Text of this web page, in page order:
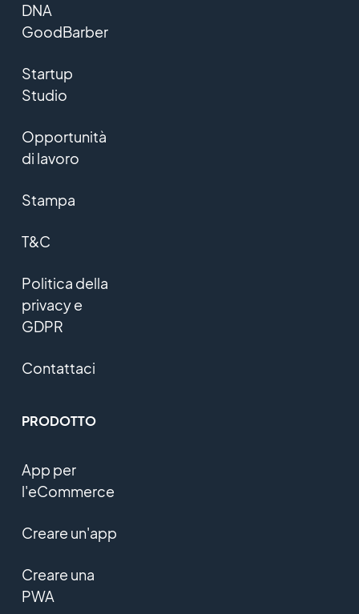
DNA
GoodBarber
Startup
Studio
Opportunità
di lavoro
Stampa
T&C
Politica della
privacy e
GDPR
Contattaci
PRODOTTO
App per
l'eCommerce
Creare un'app
Creare una
PWA